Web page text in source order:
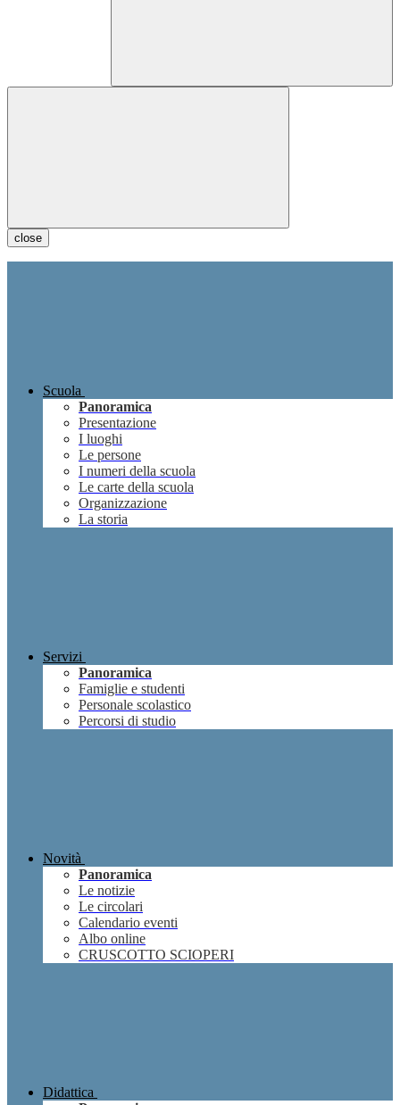
close
Scuola
Panoramica
Presentazione
I luoghi
Le persone
I numeri della scuola
Le carte della scuola
Organizzazione
La storia
Servizi
Panoramica
Famiglie e studenti
Personale scolastico
Percorsi di studio
Novità
Panoramica
Le notizie
Le circolari
Calendario eventi
Albo online
CRUSCOTTO SCIOPERI
Didattica